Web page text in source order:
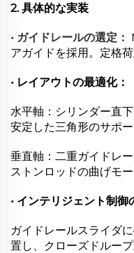
2. 具体的な実装
• ガイドレールの選定：
アガイドを採用。定格
• レイアウトの最適化：
水平軸：シリンダー直
安定した三角形のサポ
垂直軸：二重ガイドレ
ストンロッドの曲げモ
• インテリジェント制御
ガイドレールスライダ
置し、クローズドルー